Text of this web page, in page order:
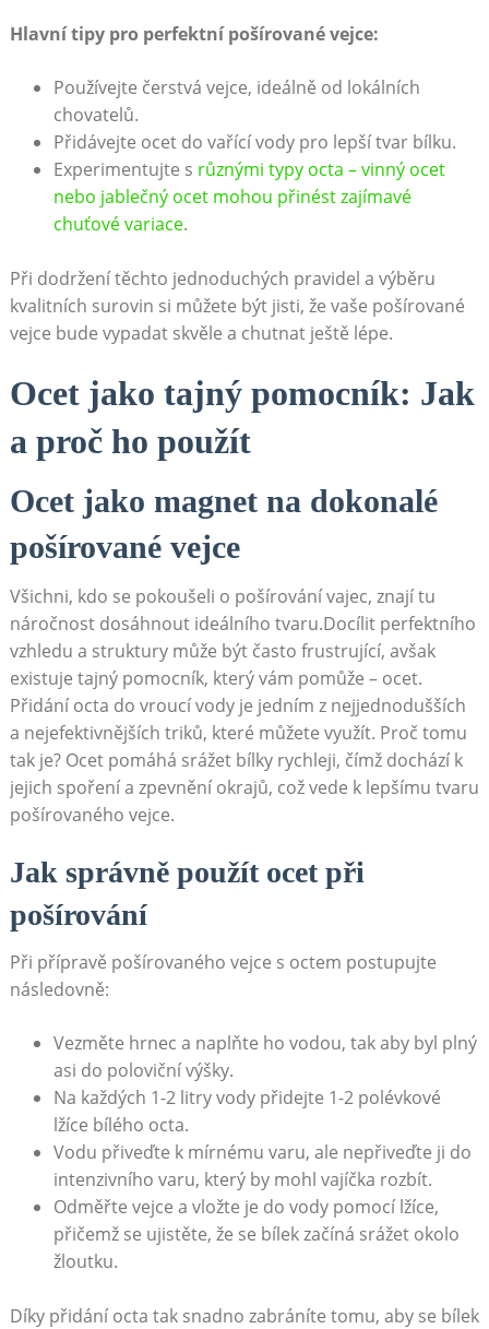
Hlavní tipy pro perfektní pošírované vejce:
Používejte čerstvá vejce, ideálně od lokálních
chovatelů.
Přidávejte ocet do vařící vody pro lepší tvar bílku.
Experimentujte s různými typy octa – vinný ocet
nebo jablečný ocet mohou přinést zajímavé
chuťové variace.
Při dodržení těchto jednoduchých pravidel a výběru
kvalitních surovin si můžete být jisti, že vaše pošírované
vejce bude vypadat skvěle a chutnat ještě lépe.
Ocet jako tajný pomocník: Jak
a proč ho použít
Ocet jako magnet na dokonalé
pošírované vejce
Všichni, kdo se pokoušeli o pošírování vajec, znají tu
náročnost dosáhnout ideálního tvaru.Docílit perfektního
vzhledu a struktury může být často frustrující, avšak
existuje tajný pomocník, který vám pomůže – ocet.
Přidání octa do vroucí vody je jedním z nejjednodušších
a nejefektivnějších triků, které můžete využít. Proč tomu
tak je? Ocet pomáhá srážet bílky rychleji, čímž dochází k
jejich spoření a zpevnění okrajů, což vede k lepšímu tvaru
pošírovaného vejce.
Jak správně použít ocet při
pošírování
Při přípravě pošírovaného vejce s octem postupujte
následovně:
Vezměte hrnec a naplňte ho vodou, tak aby byl plný
asi do poloviční výšky.
Na každých 1-2 litry vody přidejte 1-2 polévkové
lžíce bílého octa.
Vodu přiveďte k mírnému varu, ale nepřiveďte ji do
intenzivního varu, který by mohl vajíčka rozbít.
Odměřte vejce a vložte je do vody pomocí lžíce,
přičemž se ujistěte, že se bílek začíná srážet okolo
žloutku.
Díky přidání octa tak snadno zabráníte tomu, aby se bílek